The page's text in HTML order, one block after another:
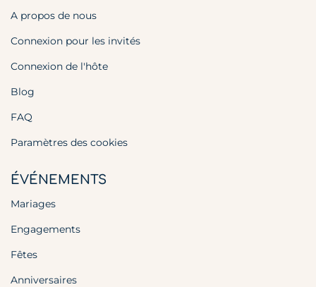
A propos de nous
Connexion pour les invités
Connexion de l'hôte
Blog
FAQ
Paramètres des cookies
ÉVÉNEMENTS
Mariages
Engagements
Fêtes
Anniversaires